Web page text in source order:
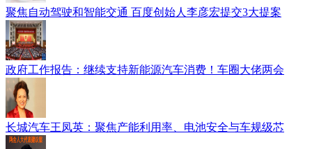
聚焦自动驾驶和智能交通 百度创始人李彦宏提交3大提案
政府工作报告：继续支持新能源汽车消费！车圈大佬两会
长城汽车王凤英：聚焦产能利用率、电池安全与车规级芯